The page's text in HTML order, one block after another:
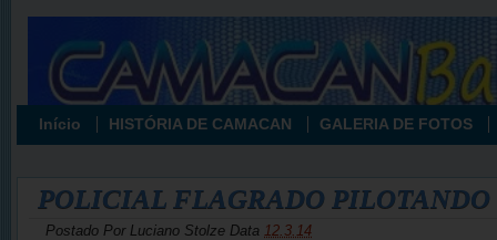
Início HISTÓRIA DE CAMACAN GALERIA DE FOTOS
POLICIAL FLAGRADO PILOTANDO
Postado Por Luciano Stolze Data 12.3.14